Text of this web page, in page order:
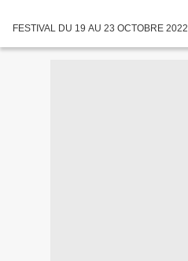
FESTIVAL DU 19 AU 23 OCTOBRE 2022